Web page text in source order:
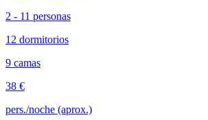
2 - 11 personas
12 dormitorios
9 camas
38 €
pers./noche (aprox.)